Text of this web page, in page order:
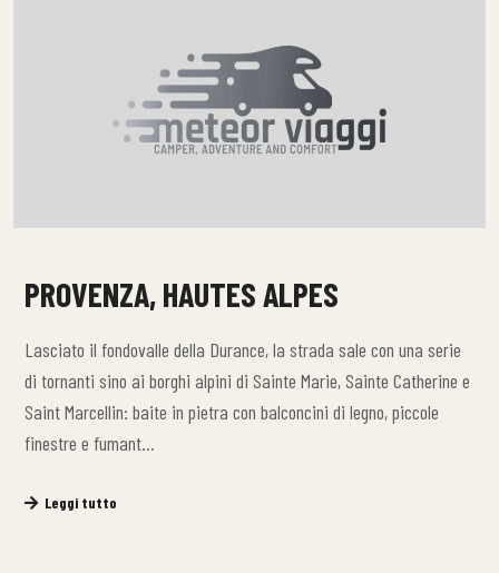
PROVENZA, HAUTES ALPES
Lasciato il fondovalle della Durance, la strada sale con una serie
di tornanti sino ai borghi alpini di Sainte Marie, Sainte Catherine e
Saint Marcellin: baite in pietra con balconcini di legno, piccole
finestre e fumant…
Leggi tutto